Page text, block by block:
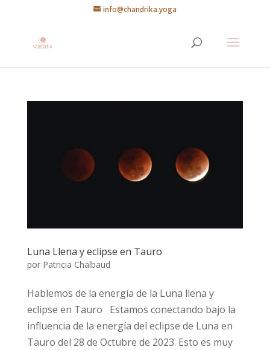
info@chandrika.yoga
Luna Llena y eclipse en Tauro
por Patricia Chalbaud
Hablemos de la energía de la Luna llena y
eclipse en Tauro Estamos conectando bajo la
influencia de la energía del eclipse de Luna en
Tauro del 28 de Octubre de 2023. Esto es muy